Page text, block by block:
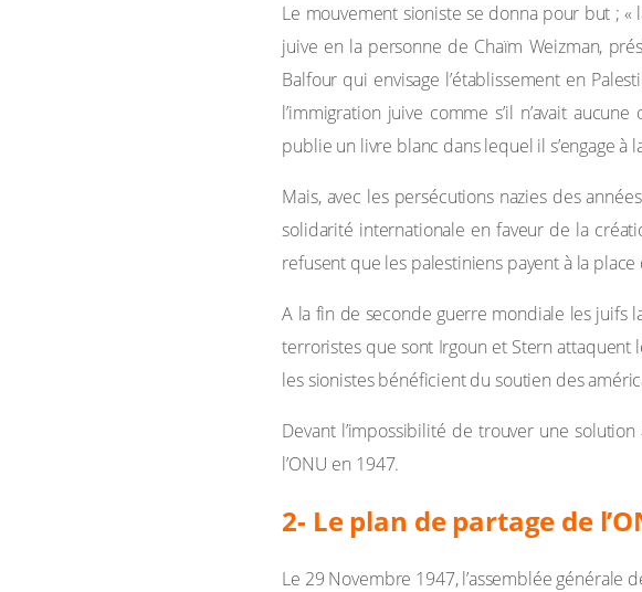
Le mouvement sioniste se donna pour but ;
juive en la personne de Chaïm Weizman,
Balfour qui envisage l’établissement en
l’immigration juive comme s’il n’avait
publie un livre blanc dans lequel il s’engage à
Mais, avec les persécutions nazies des
solidarité internationale en faveur de la
refusent que les palestiniens payent à la
A la fin de seconde guerre mondiale les juifs
terroristes que sont Irgoun et Stern attaquent
les sionistes bénéficient du soutien des
Devant l’impossibilité de trouver une
l’ONU en 1947.
2- Le plan de partage de
Le 29 Novembre 1947, l’assemblée générale